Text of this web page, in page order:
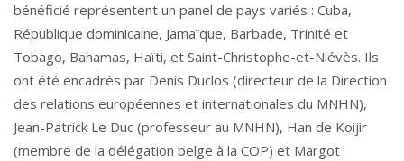
bénéficié représentent un panel de pays variés : Cuba,
République dominicaine, Jamaïque, Barbade, Trinité et
Tobago, Bahamas, Haïti, et Saint-Christophe-et-Niévès. Ils
ont été encadrés par Denis Duclos (directeur de la Direction
des relations européennes et internationales du MNHN),
Jean-Patrick Le Duc (professeur au MNHN), Han de Koijir
(membre de la délégation belge à la COP) et Margot